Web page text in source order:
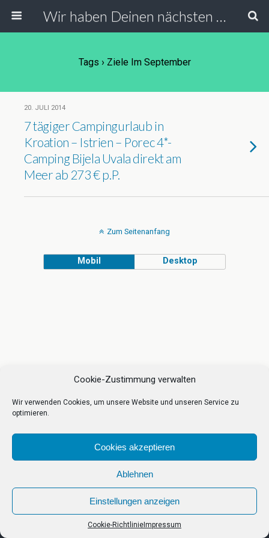
Cookie-Zustimmung verwalten
Wir verwenden Cookies, um unsere Website und unseren Service zu
optimieren.
Cookies akzeptieren
Ablehnen
Einstellungen anzeigen
Cookie-Richtlinie Impressum
Wir haben Deinen nächsten Urlaub
Tags › Ziele Im September
20. JULI 2014
7 tägiger Campingurlaub in
Kroation – Istrien – Porec 4*-
Camping Bijela Uvala direkt am
Meer ab 273 € p.P.
Zum Seitenanfang
Mobil Desktop